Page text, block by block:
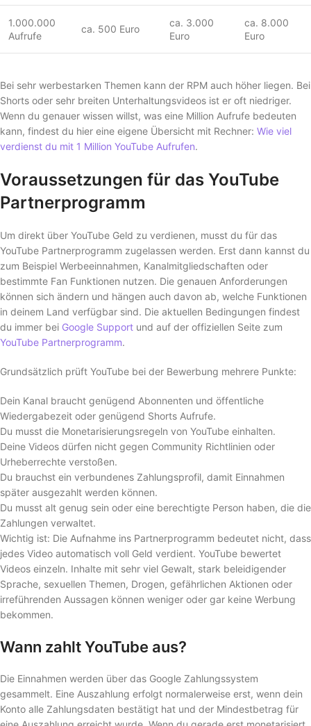
1.000.000
Aufrufe
ca. 500 Euro
ca. 3.000
Euro
ca. 8.000
Euro
Bei sehr werbestarken Themen kann der RPM auch höher liegen. Bei
Shorts oder sehr breiten Unterhaltungsvideos ist er oft niedriger.
Wenn du genauer wissen willst, was eine Million Aufrufe bedeuten
kann, findest du hier eine eigene Übersicht mit Rechner: Wie viel
verdienst du mit 1 Million YouTube Aufrufen.
Voraussetzungen für das YouTube
Partnerprogramm
Um direkt über YouTube Geld zu verdienen, musst du für das
YouTube Partnerprogramm zugelassen werden. Erst dann kannst du
zum Beispiel Werbeeinnahmen, Kanalmitgliedschaften oder
bestimmte Fan Funktionen nutzen. Die genauen Anforderungen
können sich ändern und hängen auch davon ab, welche Funktionen
in deinem Land verfügbar sind. Die aktuellen Bedingungen findest
du immer bei Google Support und auf der offiziellen Seite zum
YouTube Partnerprogramm.
Grundsätzlich prüft YouTube bei der Bewerbung mehrere Punkte:
Dein Kanal braucht genügend Abonnenten und öffentliche
Wiedergabezeit oder genügend Shorts Aufrufe.
Du musst die Monetarisierungsregeln von YouTube einhalten.
Deine Videos dürfen nicht gegen Community Richtlinien oder
Urheberrechte verstoßen.
Du brauchst ein verbundenes Zahlungsprofil, damit Einnahmen
später ausgezahlt werden können.
Du musst alt genug sein oder eine berechtigte Person haben, die die
Zahlungen verwaltet.
Wichtig ist: Die Aufnahme ins Partnerprogramm bedeutet nicht, dass
jedes Video automatisch voll Geld verdient. YouTube bewertet
Videos einzeln. Inhalte mit sehr viel Gewalt, stark beleidigender
Sprache, sexuellen Themen, Drogen, gefährlichen Aktionen oder
irreführenden Aussagen können weniger oder gar keine Werbung
bekommen.
Wann zahlt YouTube aus?
Die Einnahmen werden über das Google Zahlungssystem
gesammelt. Eine Auszahlung erfolgt normalerweise erst, wenn dein
Konto alle Zahlungsdaten bestätigt hat und der Mindestbetrag für